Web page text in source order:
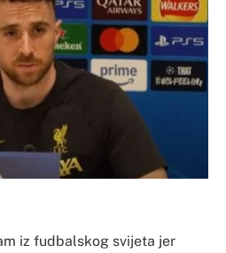
iz fudbalskog svijeta jer